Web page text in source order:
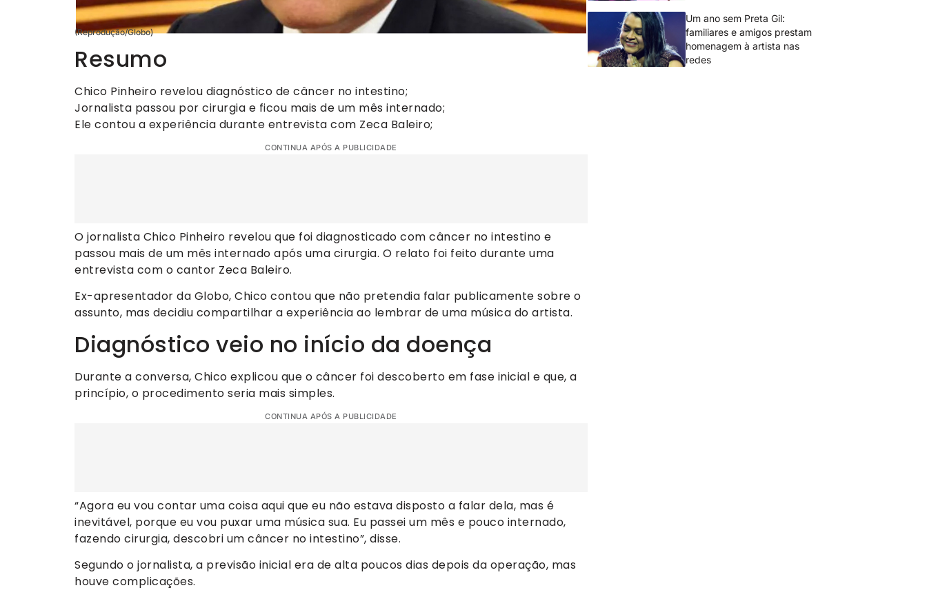
(Reprodução/Globo)
Resumo
Chico Pinheiro revelou diagnóstico de câncer no intestino;
Jornalista passou por cirurgia e ficou mais de um mês internado;
Ele contou a experiência durante entrevista com Zeca Baleiro;
CONTINUA APÓS A PUBLICIDADE
O jornalista Chico Pinheiro revelou que foi diagnosticado com câncer no intestino e
passou mais de um mês internado após uma cirurgia. O relato foi feito durante uma
entrevista com o cantor Zeca Baleiro.
Ex-apresentador da Globo, Chico contou que não pretendia falar publicamente sobre o
assunto, mas decidiu compartilhar a experiência ao lembrar de uma música do artista.
Diagnóstico veio no início da doença
Durante a conversa, Chico explicou que o câncer foi descoberto em fase inicial e que, a
princípio, o procedimento seria mais simples.
CONTINUA APÓS A PUBLICIDADE
“Agora eu vou contar uma coisa aqui que eu não estava disposto a falar dela, mas é
inevitável, porque eu vou puxar uma música sua. Eu passei um mês e pouco internado,
fazendo cirurgia, descobri um câncer no intestino”, disse.
Segundo o jornalista, a previsão inicial era de alta poucos dias depois da operação, mas
houve complicações.
Um ano sem Preta Gil:
familiares e amigos prestam
homenagem à artista nas
redes